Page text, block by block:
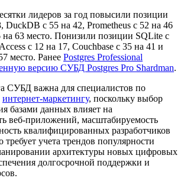
лидеров за год повысили позиции
DuckDB с 55 на 42, Prometheus с 52 на 46
на 63 место. Понизили позиции SQLite с
с 12 на 17, Couchbase с 35 на 41 и
место. Ранее Postgres Professional
версию СУБД Postgres Pro Shardman.
СУБД важна для специалистов по
интернет-маркетингу, поскольку выбор
базами данных влияет на
веб-приложений, масштабируемость
квалифицированных разработчиков
требует учета трендов популярности
архитектуры новых цифровых
долгосрочной поддержки и